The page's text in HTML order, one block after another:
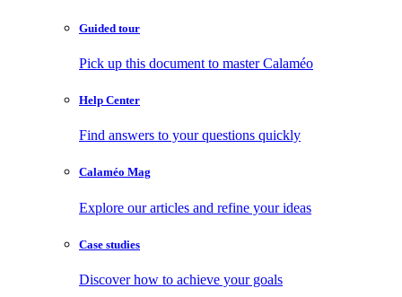
Guided tour
Pick up this document to master Calaméo
Help Center
Find answers to your questions quickly
Calaméo Mag
Explore our articles and refine your ideas
Case studies
Discover how to achieve your goals